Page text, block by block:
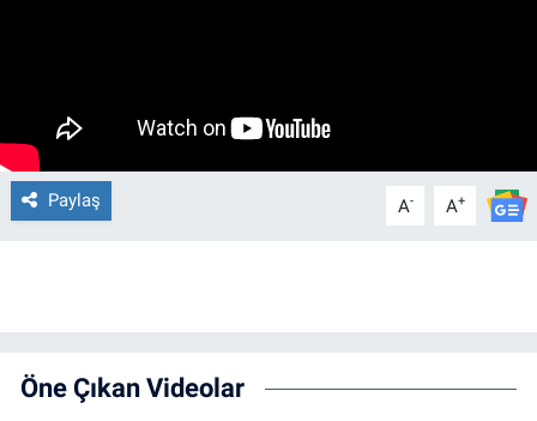
Paylaş A- A+
Öne Çıkan Videolar